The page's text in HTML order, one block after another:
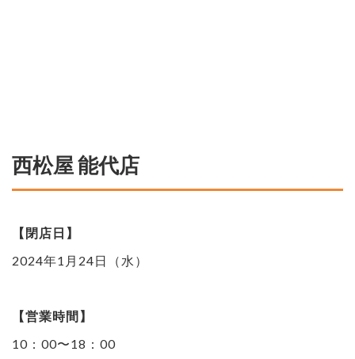
西松屋 能代店
【閉店日】
2024年1月24日（水）
【営業時間】
10：00〜18：00